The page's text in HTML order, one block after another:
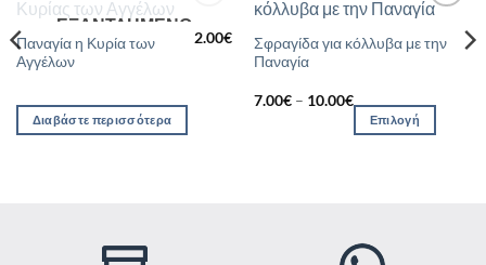
Προσθήκη
στη Λίστα
ΕΞΑΝΤΛΗΜΈΝΟ
Παναγία η Κυρία των
Αγγέλων
2.00€
Διαβάστε περισσότερα
Προσθήκη
Επιθυμιών
Σφραγίδα για κόλλυβα με την
Παναγία
7.00€ – 10.00€Price
range:
7.00€
through
Επιλογή
Αυτό
το
έχει